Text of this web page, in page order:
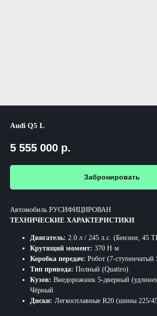
Audi Q5 L
5 555 000 р.
Забронировать
Автомобиль РУСИФИЦИРОВАН
ТЕХНИЧЕСКИЕ ХАРАКТЕРИСТИКИ
Двигатель: 2.0 л / 245 л.с. (Бензин, 45
Крутящий момент: 370 Н·м
Коробка передач: Робот (7-ступенчатый
Тип привода: Полный (Quattro)​
Кузов: Внедорожник 5-дверный
Чёрный​
Диски: Легкосплавные R20 (шины 225/